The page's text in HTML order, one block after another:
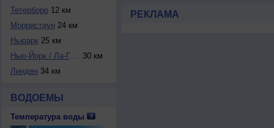
Тетерборо12 км
Морристаун 24 км
Ньюарк25 км
Нью-Йорк / Ла-Гуа...
30 км
Линден 34 км
ВОДОЕМЫ
Температура воды
РЕКЛАМА